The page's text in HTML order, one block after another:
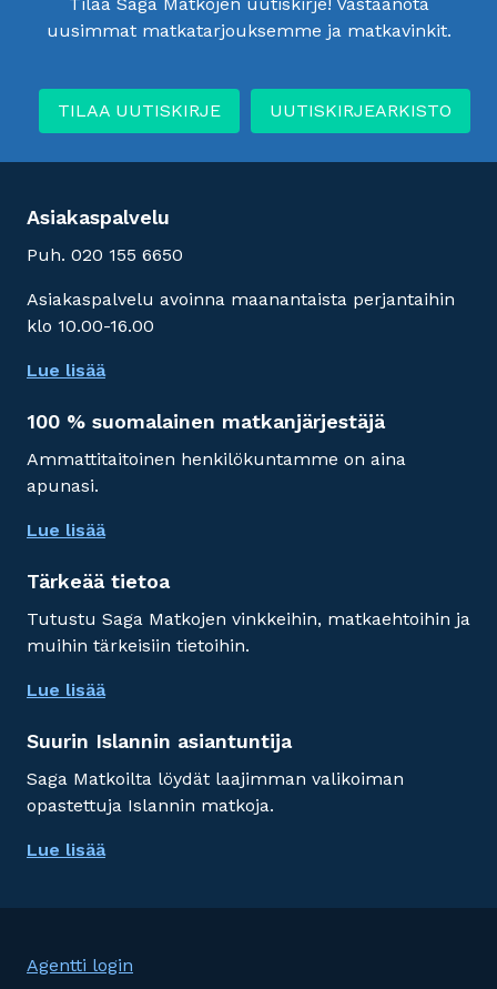
Tilaa Saga Matkojen uutiskirje! Vastaanota
uusimmat matkatarjouksemme ja matkavinkit.
TILAA UUTISKIRJE UUTISKIRJEARKISTO
Asiakaspalvelu
Puh. 020 155 6650
Asiakaspalvelu avoinna maanantaista perjantaihin
klo 10.00-16.00
Lue lisää
100 % suomalainen matkanjärjestäjä
Ammattitaitoinen henkilökuntamme on aina
apunasi.
Lue lisää
Tärkeää tietoa
Tutustu Saga Matkojen vinkkeihin, matkaehtoihin ja
muihin tärkeisiin tietoihin.
Lue lisää
Suurin Islannin asiantuntija
Saga Matkoilta löydät laajimman valikoiman
opastettuja Islannin matkoja.
Lue lisää
Agentti login